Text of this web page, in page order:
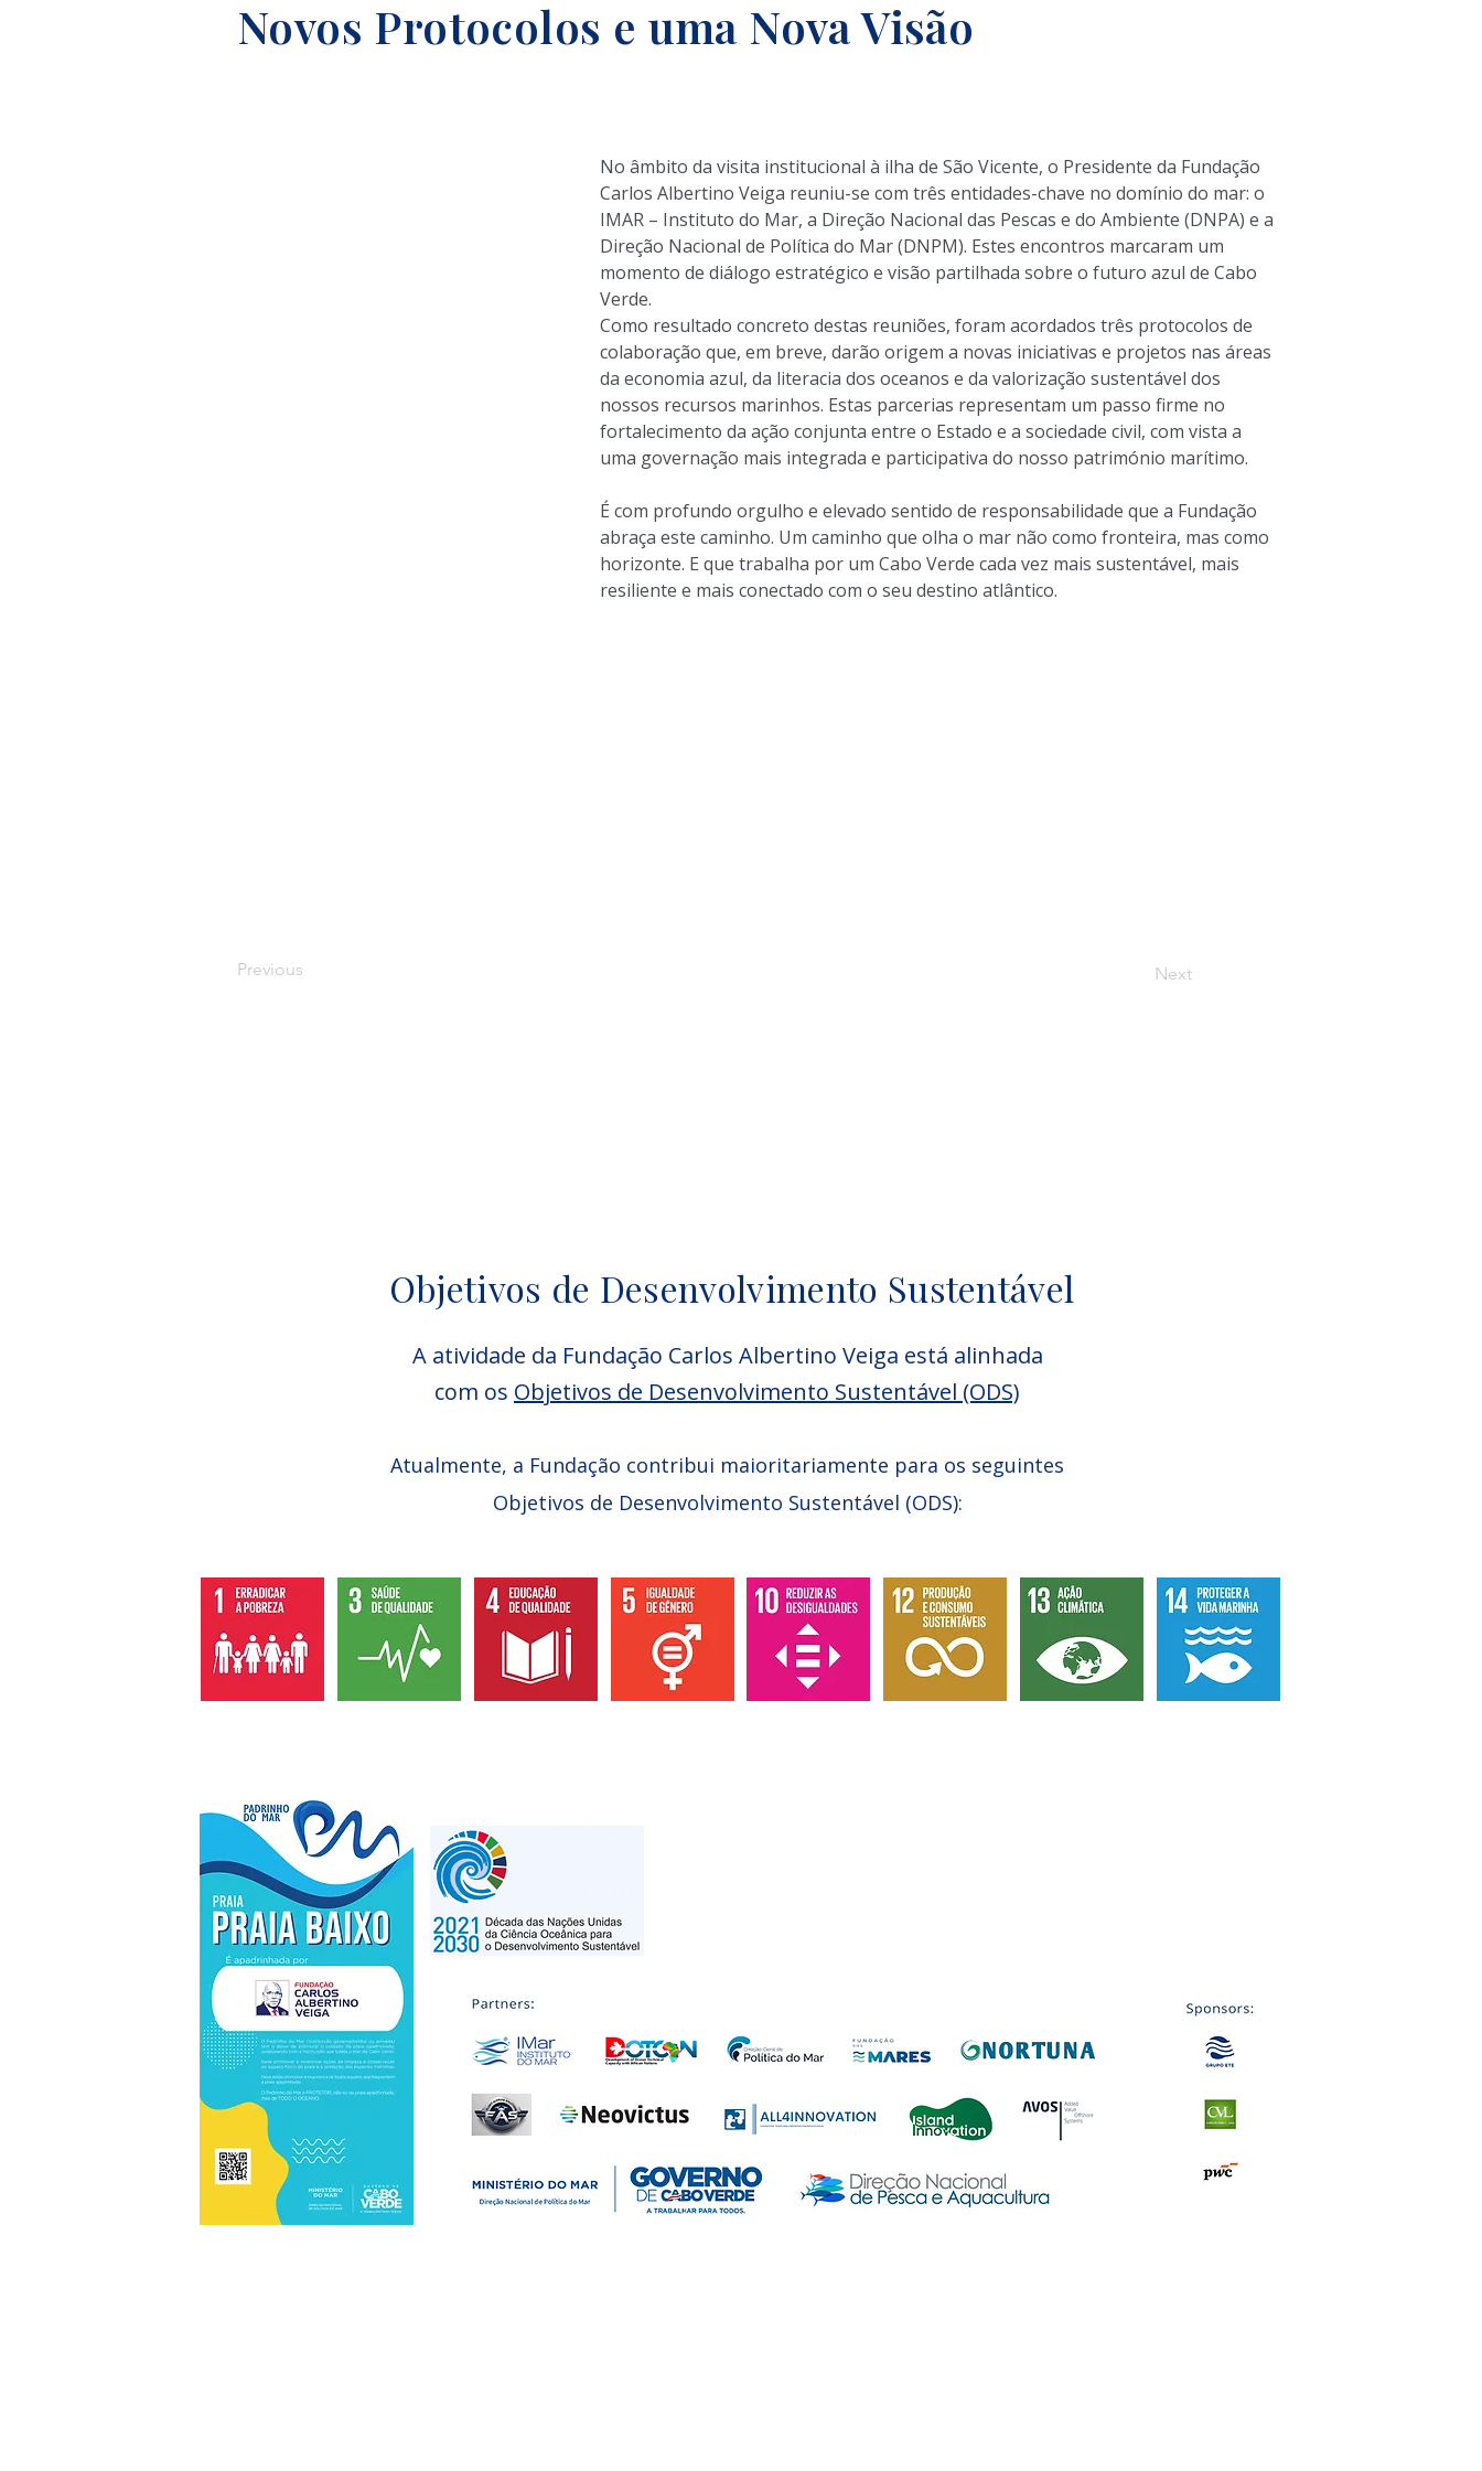
Novos Protocolos e uma Nova Visão
No âmbito da visita institucional à ilha de São Vicente, o Presidente da Fundação
Carlos Albertino Veiga reuniu-se com três entidades-chave no domínio do mar: o
IMAR – Instituto do Mar, a Direção Nacional das Pescas e do Ambiente (DNPA) e a
Direção Nacional de Política do Mar (DNPM). Estes encontros marcaram um
momento de diálogo estratégico e visão partilhada sobre o futuro azul de Cabo
Verde.
Como resultado concreto destas reuniões, foram acordados três protocolos de
colaboração que, em breve, darão origem a novas iniciativas e projetos nas áreas
da economia azul, da literacia dos oceanos e da valorização sustentável dos
nossos recursos marinhos. Estas parcerias representam um passo firme no
fortalecimento da ação conjunta entre o Estado e a sociedade civil, com vista a
uma governação mais integrada e participativa do nosso património marítimo.
É com profundo orgulho e elevado sentido de responsabilidade que a Fundação
abraça este caminho. Um caminho que olha o mar não como fronteira, mas como
horizonte. E que trabalha por um Cabo Verde cada vez mais sustentável, mais
resiliente e mais conectado com o seu destino atlântico.
Previous Next
Objetivos de Desenvolvimento Sustentável
A atividade da Fundação Carlos Albertino Veiga está alinhada
com os Objetivos de Desenvolvimento Sustentável (ODS)
Atualmente, a Fundação contribui maioritariamente para os seguintes
Objetivos de Desenvolvimento Sustentável (ODS):